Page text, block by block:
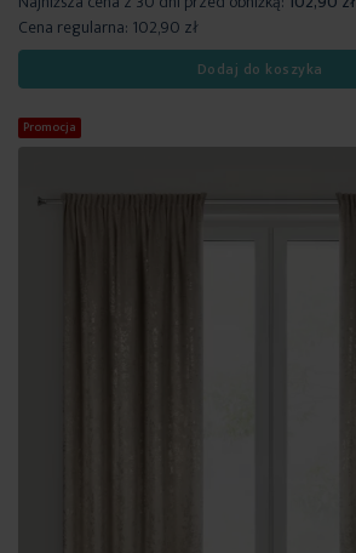
Cena regularna: 102,90 zł
Dodaj do koszyka
Promocja